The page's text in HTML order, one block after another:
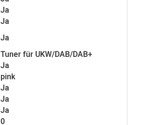
Ja
Ja
Ja
Tuner für UKW/DAB/DAB+
Ja
pink
Ja
Ja
Ja
0